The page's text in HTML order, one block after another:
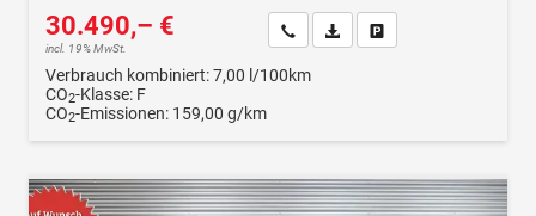
30.490,– €
incl. 19% MwSt.
Wir rufen Sie anFahrzeugexposé (PDF)
Verbrauch kombiniert:7,00 l/100km
CO2-Klasse: F
CO2-Emissionen: 159,00 g/km